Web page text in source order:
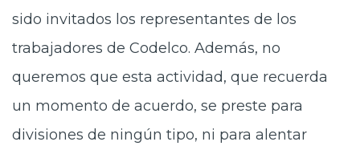
sido invitados los representantes de los
trabajadores de Codelco. Además, no
queremos que esta actividad, que recuerda
un momento de acuerdo, se preste para
divisiones de ningún tipo, ni para alentar